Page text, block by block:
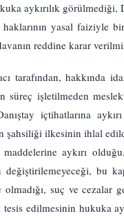
aykırılık
yasal faiziyle
reddine karar
hakkında
süreç işletilmeden
içtihatlarına
şahsiliği ilkesinin ihlal
maddelerine aykırı
değiştirilemeyeceği, bu
suç ve
tesis edilmesinin